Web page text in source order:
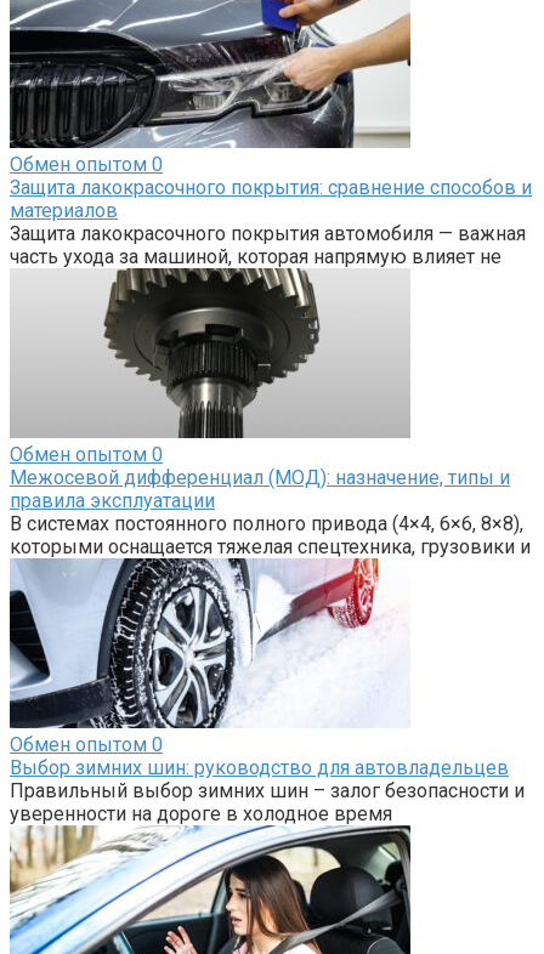
Обмен опытом 0
Защита лакокрасочного покрытия: сравнение способов и
материалов
Защита лакокрасочного покрытия автомобиля — важная
часть ухода за машиной, которая напрямую влияет не
Обмен опытом 0
Межосевой дифференциал (МОД): назначение, типы и
правила эксплуатации
В системах постоянного полного привода (4×4, 6×6, 8×8),
которыми оснащается тяжелая спецтехника, грузовики и
Обмен опытом 0
Выбор зимних шин: руководство для автовладельцев
Правильный выбор зимних шин – залог безопасности и
уверенности на дороге в холодное время